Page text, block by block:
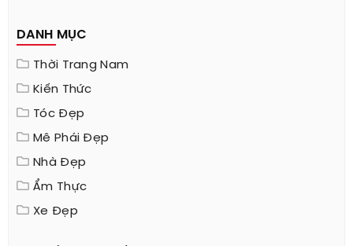
DANH MỤC
Thời Trang Nam
Kiến Thức
Tóc Đẹp
Mê Phái Đẹp
Nhà Đẹp
Ẩm Thực
Xe Đẹp